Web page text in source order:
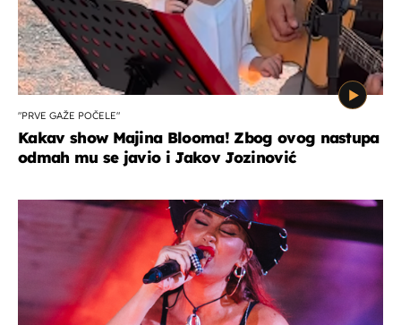
"PRVE GAŽE POČELE"
Kakav show Majina Blooma! Zbog ovog nastupa
odmah mu se javio i Jakov Jozinović